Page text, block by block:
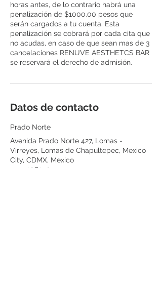
horas antes, de lo contrario habrá una
penalización de $1000.00 pesos que
serán cargados a tu cuenta. Esta
penalización se cobrará por cada cita que
no acudas, en caso de que sean mas de 3
cancelaciones RENUVE AESTHETCS BAR
se reservará el derecho de admisión.
Datos de contacto
Prado Norte
Avenida Prado Norte 427, Lomas -
Virreyes, Lomas de Chapultepec, Mexico
City, CDMX, Mexico
5555208290